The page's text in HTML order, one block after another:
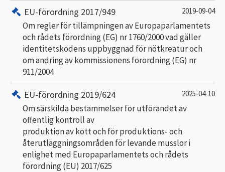
EU-förordning 2017/949 2019-09-04
Om regler för tillämpningen av Europaparlamentets
och rådets förordning (EG) nr 1760/2000 vad gäller
identitetskodens uppbyggnad för nötkreatur och
om ändring av kommissionens förordning (EG) nr
911/2004
EU-förordning 2019/624 2025-04-10
Om särskilda bestämmelser för utförandet av
offentlig kontroll av
produktion av kött och för produktions- och
återutläggningsområden för levande musslor i
enlighet med Europaparlamentets och rådets
förordning (EU) 2017/625